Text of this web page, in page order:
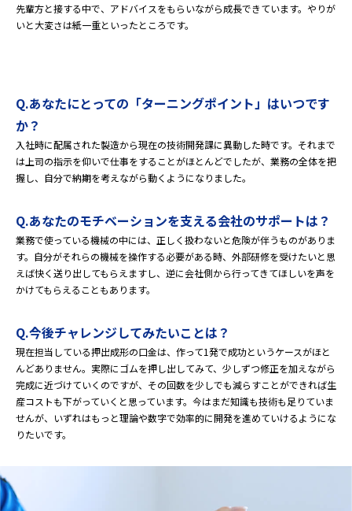
先輩方と接する中で、アドバイスをもらいながら成長できています。やりが
いと大変さは紙一重といったところです。
Q.あなたにとっての「ターニングポイント」はいつです
か？
入社時に配属された製造から現在の技術開発課に異動した時です。それまで
は上司の指示を仰いで仕事をすることがほとんどでしたが、業務の全体を把
握し、自分で納期を考えながら動くようになりました。
Q.あなたのモチベーションを支える会社のサポートは？
業務で使っている機械の中には、正しく扱わないと危険が伴うものがありま
す。自分がそれらの機械を操作する必要がある時、外部研修を受けたいと思
えば快く送り出してもらえますし、逆に会社側から行ってきてほしいを声を
かけてもらえることもあります。
Q.今後チャレンジしてみたいことは？
現在担当している押出成形の口金は、作って1発で成功というケースがほと
んどありません。実際にゴムを押し出してみて、少しずつ修正を加えながら
完成に近づけていくのですが、その回数を少しでも減らすことができれば生
産コストも下がっていくと思っています。今はまだ知識も技術も足りていま
せんが、いずれはもっと理論や数字で効率的に開発を進めていけるようにな
りたいです。